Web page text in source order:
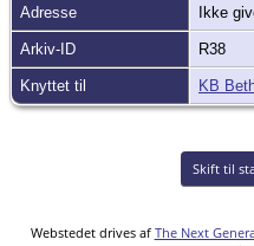
Adresse Ikke
Arkiv-ID R38
Knyttet til KB
Skift til
Webstedet drives af The Next